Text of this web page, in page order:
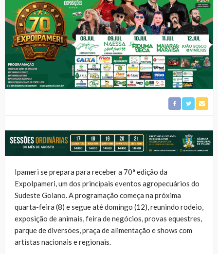
Ipameri se prepara para receber a 70ª edição da
ExpoIpameri, um dos principais eventos agropecuários do
Sudeste Goiano. A programação começa na próxima
quarta-feira (8) e segue até domingo (12), reunindo rodeio,
exposição de animais, feira de negócios, provas equestres,
parque de diversões, praça de alimentação e shows com
artistas nacionais e regionais.